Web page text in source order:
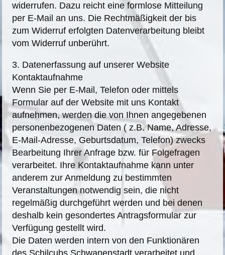
widerrufen. Dazu reicht eine formlose Mitteilung
per E-Mail an uns. Die Rechtmäßigkeit der bis
zum Widerruf erfolgten Datenverarbeitung bleibt
vom Widerruf unberührt.
3. Datenerfassung auf unserer Website
Kontaktaufnahme
Wenn Sie per E-Mail, Telefon oder mittels
Formular auf der Website mit uns Kontakt
aufnehmen, werden die von Ihnen angegebenen
personenbezogenen Daten ( z.B. Name, Adresse,
E-Mail-Adresse, Geburtsdatum, Telefon) zwecks
Bearbeitung Ihrer Anfrage bzw. für Folgefragen
verarbeitet. Ihre Kontaktaufnahme kann unter
anderem zur Anmeldung zu bestimmten
Veranstaltungen notwendig sein, die nicht
regelmäßig durchgeführt werden und bei denen
deshalb kein gesondertes Antragsformular zur
Verfügung gestellt wird.
Die Daten werden intern von den Funktionären
des Schilcubs Schwanenstadt verarbeitet und